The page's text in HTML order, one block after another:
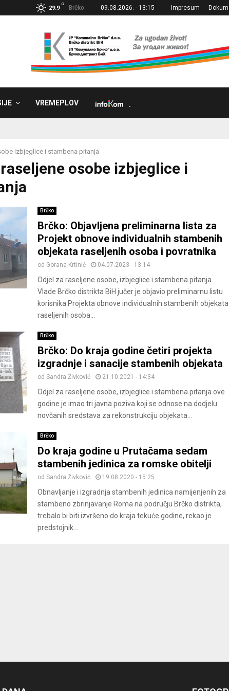
29.9
C
Brčko 09.08.2026. - 13:15 Impresum
VREMEPLOV
izbjeglice i stambena pitanja
osobe izbjeglice i
Brčko
Brčko: Objavljena preliminarna lista za
Projekt obnove individualnih stambenih
objekata raseljenih osoba i povratnika
od Gorana Krtinić 04.07.2023 - 13:14
Odjel za raseljene osobe, izbjeglice i stambena pitanja
Vlade Brčko distrikta BiH jučer je objavio preliminarnu listu
korisnika Projekta obnove individualnih stambenih objekata
raseljenih osoba...
Brčko
Brčko: Do kraja godine četiri projekta
izgradnje i sanacije stambenih objekata
od Sandra Živković 21.10.2021 - 14:34
Odjel za raseljene osobe, izbjeglice i stambena pitanja ove
godine je imao tri javna poziva koji se odnose na dodjelu
novčanih sredstava za rekonstrukciju objekata...
Brčko
Do kraja godine u Prutačama sedam
stambenih jedinica za romske obitelji
od Sandra Živković 19.08.2020 - 15:25
Obnavljanje i izgradnja stambenih jedinica namijenjenih za
stambeno zbrinjavanje Roma na području Brčko distrikta,
trebalo bi biti izvršeno do kraja tekuće godine, rekao je
predstojnik...